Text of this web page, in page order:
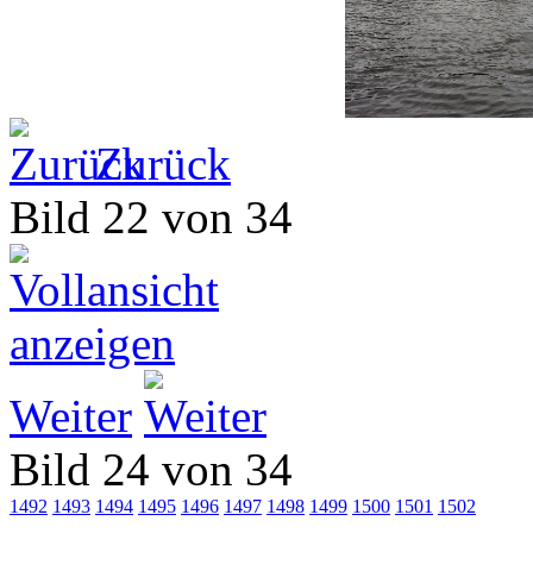
Zurück
Bild 22 von 34
Weiter
Bild 24 von 34
1492 1493 1494 1495 1496 1497 1498 1499 1500 1501 1502